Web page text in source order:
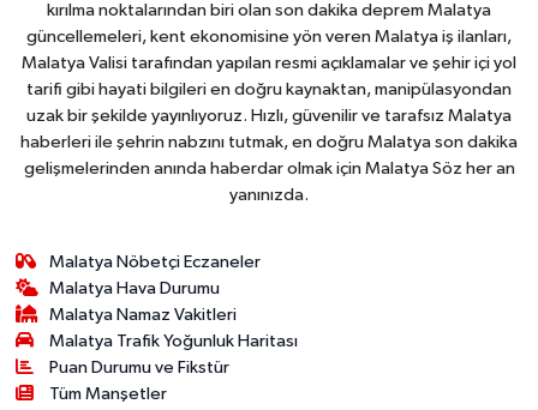
kırılma noktalarından biri olan son dakika deprem Malatya
güncellemeleri, kent ekonomisine yön veren Malatya iş ilanları,
Malatya Valisi tarafından yapılan resmi açıklamalar ve şehir içi yol
tarifi gibi hayati bilgileri en doğru kaynaktan, manipülasyondan
uzak bir şekilde yayınlıyoruz. Hızlı, güvenilir ve tarafsız Malatya
haberleri ile şehrin nabzını tutmak, en doğru Malatya son dakika
gelişmelerinden anında haberdar olmak için Malatya Söz her an
yanınızda.
Malatya Nöbetçi Eczaneler
Malatya Hava Durumu
Malatya Namaz Vakitleri
Malatya Trafik Yoğunluk Haritası
Puan Durumu ve Fikstür
Tüm Manşetler